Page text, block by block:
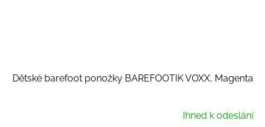
Dětské barefoot ponožky BAREFOOTIK VOXX, Magenta
Ihned k odeslání